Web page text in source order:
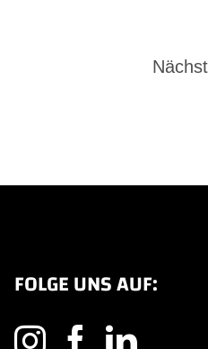
FOLGE UNS AUF: